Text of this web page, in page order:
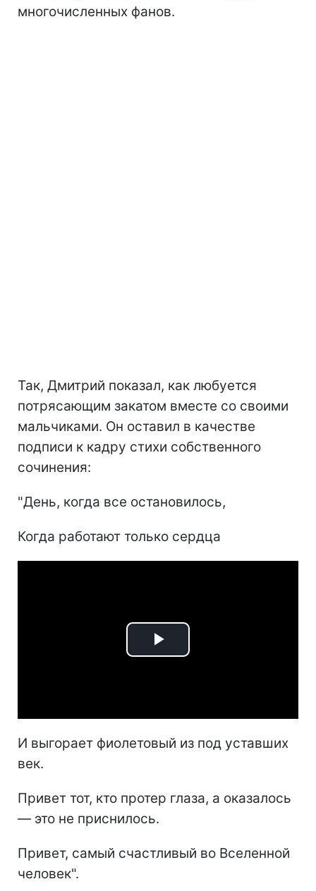
многочисленных фанов.
Так, Дмитрий показал, как любуется
потрясающим закатом вместе со своими
мальчиками. Он оставил в качестве
подписи к кадру стихи собственного
сочинения:
"День, когда все остановилось,
Когда работают только сердца
Play
И выгорает фиолетовый из под уставших
век.
Привет тот, кто протер глаза, а оказалось
— это не приснилось.
Привет, самый счастливый во Вселенной
человек".